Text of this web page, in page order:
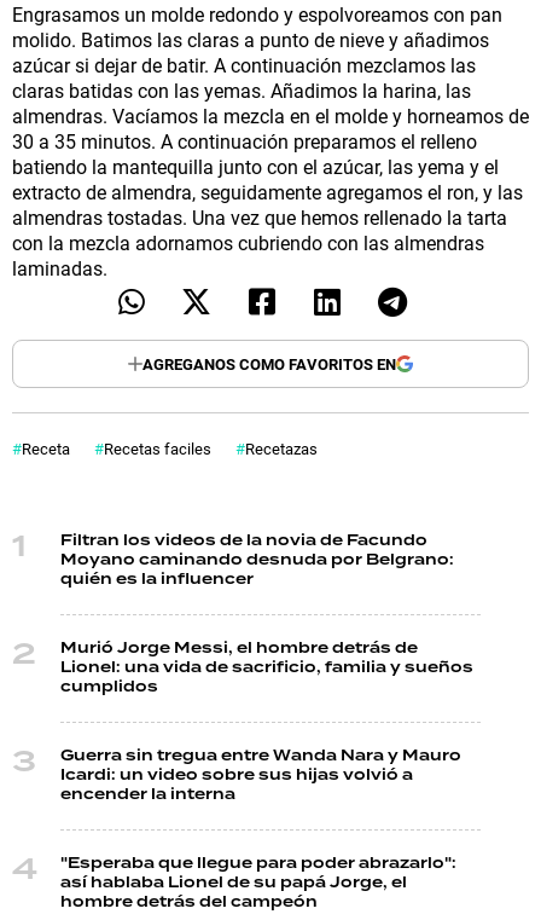
Engrasamos un molde redondo y espolvoreamos con pan
molido. Batimos las claras a punto de nieve y añadimos
azúcar si dejar de batir. A continuación mezclamos las
claras batidas con las yemas. Añadimos la harina, las
almendras. Vacíamos la mezcla en el molde y horneamos de
30 a 35 minutos. A continuación preparamos el relleno
batiendo la mantequilla junto con el azúcar, las yema y el
extracto de almendra, seguidamente agregamos el ron, y las
almendras tostadas. Una vez que hemos rellenado la tarta
con la mezcla adornamos cubriendo con las almendras
laminadas.
AGREGANOS COMO FAVORITOS EN
Receta Recetas faciles Recetazas
Filtran los videos de la novia de Facundo
Moyano caminando desnuda por Belgrano:
quién es la influencer
Murió Jorge Messi, el hombre detrás de
Lionel: una vida de sacrificio, familia y sueños
cumplidos
Guerra sin tregua entre Wanda Nara y Mauro
Icardi: un video sobre sus hijas volvió a
encender la interna
"Esperaba que llegue para poder abrazarlo":
así hablaba Lionel de su papá Jorge, el
hombre detrás del campeón